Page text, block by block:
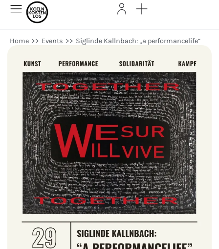
Home >> Events >> Siglinde Kallnbach: „a performancelife“